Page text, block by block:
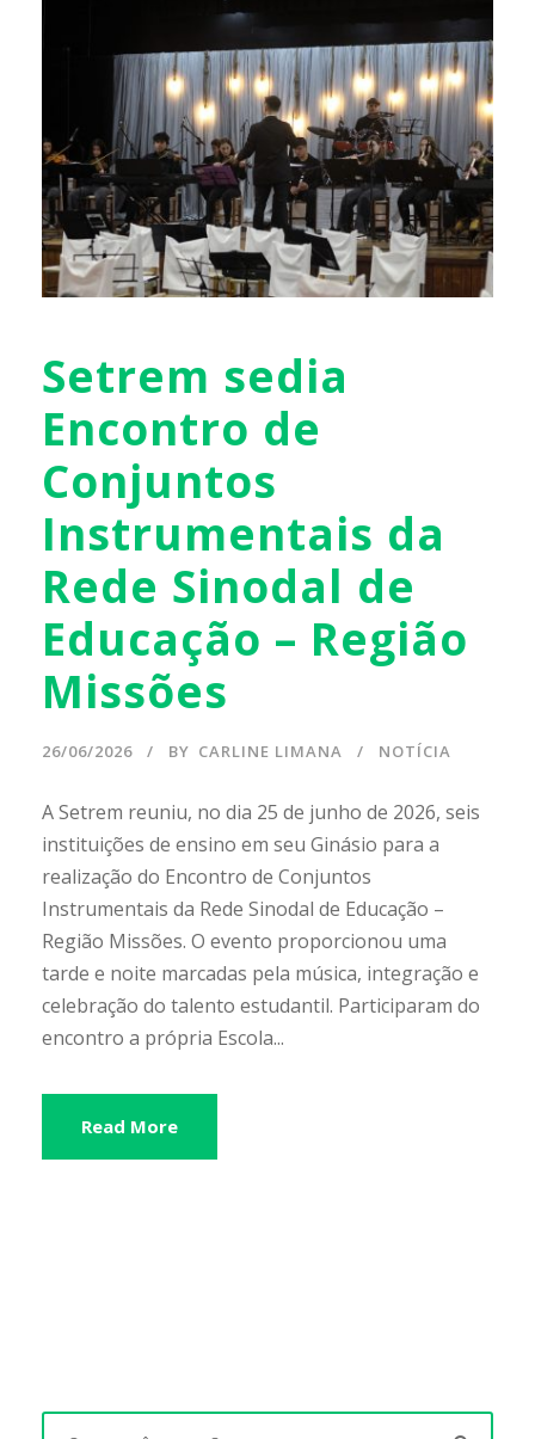
Setrem sedia
Encontro de
Conjuntos
Instrumentais da
Rede Sinodal de
Educação – Região
Missões
26/06/2026 BY CARLINE LIMANA NOTÍCIA
A Setrem reuniu, no dia 25 de junho de 2026, seis
instituições de ensino em seu Ginásio para a
realização do Encontro de Conjuntos
Instrumentais da Rede Sinodal de Educação –
Região Missões. O evento proporcionou uma
tarde e noite marcadas pela música, integração e
celebração do talento estudantil. Participaram do
encontro a própria Escola...
Read More